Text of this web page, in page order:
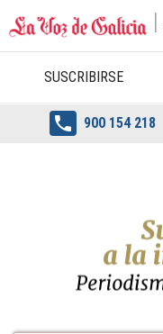
SUSCRIBIRSE
 900 154 218